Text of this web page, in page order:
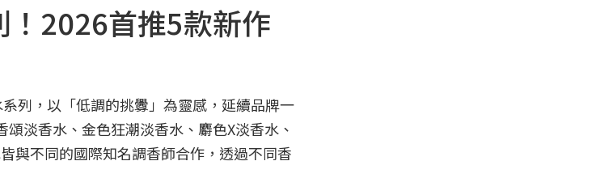
！2026首推5款新作
列，以「低調的挑釁」為靈感，延續品牌一
淡香水、金色狂潮淡香水、麝色X淡香水、
與不同的國際知名調香師合作，透過不同香